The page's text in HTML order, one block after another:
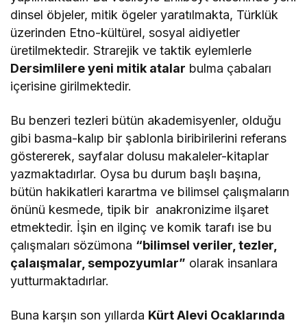
dinsel öbjeler, mitik ögeler yaratılmakta, Türklük
üzerinden Etno-kültürel, sosyal aidiyetler
üretilmektedir. Strarejik ve taktik eylemlerle
Dersimlilere yeni mitik atalar bulma çabaları
içerisine girilmektedir.
Bu benzeri tezleri bütün akademisyenler, olduğu
gibi basma-kalıp bir şablonla biribirilerini referans
göstererek, sayfalar dolusu makaleler-kitaplar
yazmaktadırlar. Oysa bu durum başlı başına,
bütün hakikatleri karartma ve bilimsel çalışmaların
önünü kesmede, tipik bir anakronizime ilşaret
etmektedir. İşin en ilginç ve komik tarafı ise bu
çalışmaları sözümona “bilimsel veriler, tezler,
çalaışmalar, sempozyumlar” olarak insanlara
yutturmaktadırlar.
Buna karşın son yıllarda Kürt Alevi Ocaklarında